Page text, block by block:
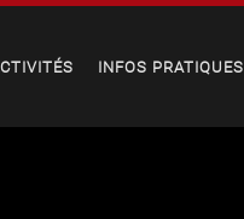
INFOS PRATIQUES